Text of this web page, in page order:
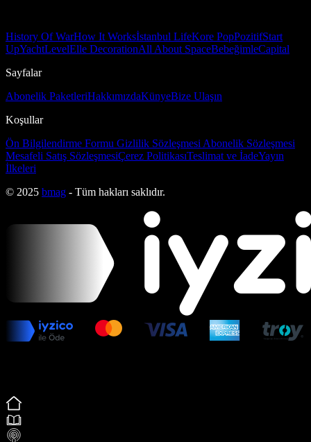
History Of WarHow It Worksİstanbul LifeKore PopPozitifStart
UpYachtLevelElle DecorationAll About SpaceBebeğimleCapital
Sayfalar
Abonelik PaketleriHakkımızdaKünyeBize Ulaşın
Koşullar
Ön Bilgilendirme Formu Gizlilik Sözleşmesi Abonelik Sözleşmesi
Mesafeli Satış SözleşmesiÇerez PolitikasıTeslimat ve İadeYayın
İlkeleri
© 2025 bmag - Tüm hakları saklıdır.